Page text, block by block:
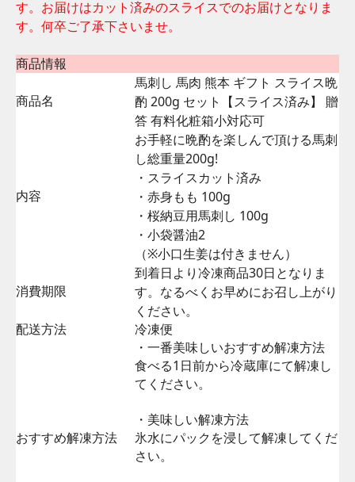
す。お届けはカット済みのスライスでのお届けとなりま
す。何卒ご了承下さいませ。
商品情報
商品名
馬刺し 馬肉 熊本 ギフト スライス晩
酌 200g セット【スライス済み】 贈
答 有料化粧箱小対応可
内容
お手軽に晩酌を楽しんで頂ける馬刺
し総重量200g!
・スライスカット済み
・赤身もも 100g
・桜納豆用馬刺し 100g
・小袋醤油2
（※小口生姜は付きません）
消費期限
到着日より冷凍商品30日となりま
す。なるべくお早めにお召し上がり
ください。
配送方法
冷凍便
おすすめ解凍方法
・一番美味しいおすすめ解凍方法
食べる1日前から冷蔵庫にて解凍し
てください。
・美味しい解凍方法
氷水にパックを浸して解凍してくだ
さい。